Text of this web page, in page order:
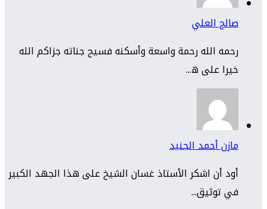
صالح العلي
رحمه الله رحمة واسعة وأسكنه فسيح جناته جزاكم الله
خيرا على ه...
مازن أحمد الجنيد
أود أن اشكر الأستاذ غسان الشيخ على هذا الجهد الكبير
في توثيق...